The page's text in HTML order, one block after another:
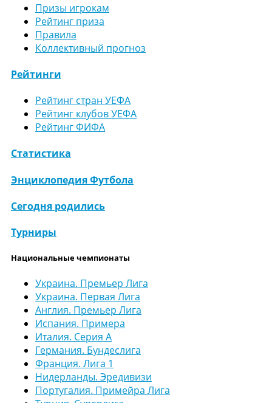
Призы игрокам
Рейтинг приза
Правила
Коллективный прогноз
Рейтинги
Рейтинг стран УЕФА
Рейтинг клубов УЕФА
Рейтинг ФИФА
Статистика
Энциклопедия Футбола
Сегодня родились
Турниры
Национальные чемпионаты
Украина. Премьер Лига
Украина. Первая Лига
Англия. Премьер Лига
Испания. Примера
Италия. Серия А
Германия. Бундеслига
Франция. Лига 1
Нидерланды. Эредивизи
Португалия. Примейра Лига